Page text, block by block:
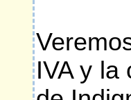
IVA y la